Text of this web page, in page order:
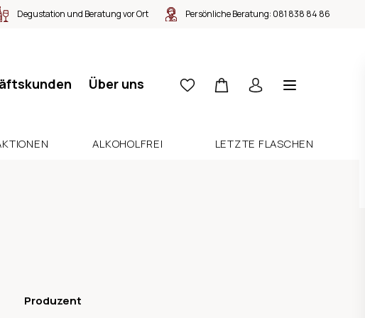
Degustation und Beratung vor Ort Persönliche Beratung: 081 838 84 86
Über uns
ALKOHOLFREI LETZTE FLASCHEN
Produzent